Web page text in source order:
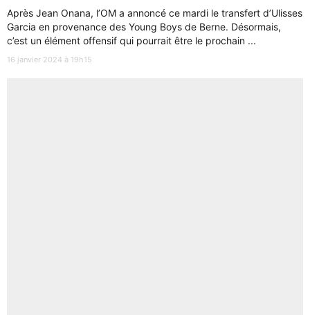
Après Jean Onana, l’OM a annoncé ce mardi le transfert d’Ulisses
Garcia en provenance des Young Boys de Berne. Désormais,
c’est un élément offensif qui pourrait être le prochain ...
16 janvier 2024 à 19h15